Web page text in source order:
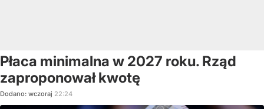
Płaca minimalna w 2027 roku. Rząd
zaproponował kwotę
Dodano: wczoraj 22:24